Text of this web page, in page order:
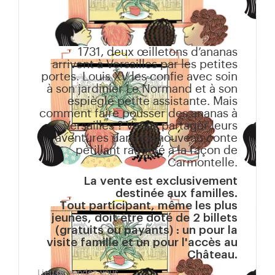
1731, deux œilletons d’ananas
arrivent à Versailles par les petites
portes. Louis XV les confie avec soin
à son jardinier Le Normand et à son
espiègle petite assistante. Mais
comment faire pousser des ananas à
Versailles ? Venez partager leurs
aventures dans ce nouveau conte
pétillant raconté à la façon de
Carmontelle.
La vente est exclusivement
destinée aux familles.
Tout participant, même les plus
jeunes, doit être doté de 2 billets
(gratuits ou payants) : un pour la
visite famille et un pour l'accès au
Château.
Lieu de rendez-vous